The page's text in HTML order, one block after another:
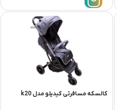
کالسکه مسافرتی کیدیلو مدل k20